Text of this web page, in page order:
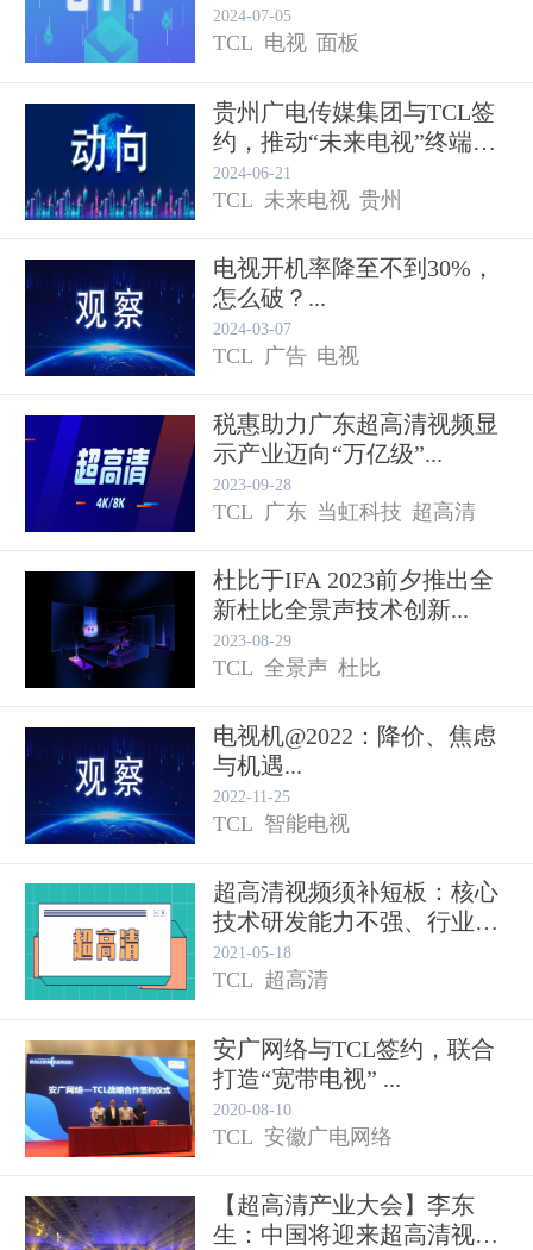
2024-07-05
TCL 电视 面板
贵州广电传媒集团与TCL签
约，推动“未来电视”终端
研...
2024-06-21
TCL 未来电视 贵州
电视开机率降至不到30%，
怎么破？...
2024-03-07
TCL 广告 电视
税惠助力广东超高清视频显
示产业迈向“万亿级”...
2023-09-28
TCL 广东 当虹科技 超高清
杜比于IFA 2023前夕推出全
新杜比全景声技术创新...
2023-08-29
TCL 全景声 杜比
电视机@2022：降价、焦虑
与机遇...
2022-11-25
TCL 智能电视
超高清视频须补短板：核心
技术研发能力不强、行业标
准体...
2021-05-18
TCL 超高清
安广网络与TCL签约，联合
打造“宽带电视” ...
2020-08-10
TCL 安徽广电网络
【超高清产业大会】李东
生：中国将迎来超高清视频